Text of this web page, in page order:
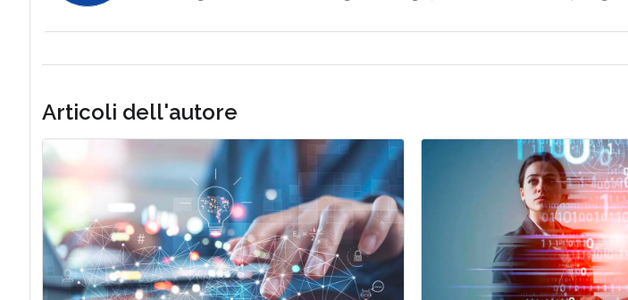
Articoli dell'autore